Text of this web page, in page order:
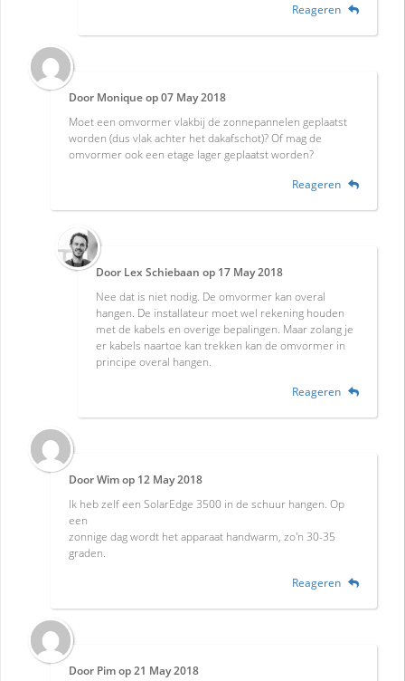
Reageren
Door Moniqueop07 May 2018
Moet een omvormer vlakbij de zonnepannelen geplaatst
worden (dus vlak achter het dakafschot)? Of mag de
omvormer ook een etage lager geplaatst worden?
Reageren
Door Lex Schiebaan op 17 May 2018
Nee dat is niet nodig. De omvormer kan overal
hangen. De installateur moet wel rekening houden
met de kabels en overige bepalingen. Maar zolang je
er kabels naartoe kan trekken kan de omvormer in
principe overal hangen.
Reageren
DoorWimop 12 May 2018
Ik heb zelf een SolarEdge 3500 in de schuur hangen. Op
een
zonnige dag wordt het apparaat handwarm, zo'n 30-35
graden.
Reageren
Door Pimop21 May 2018